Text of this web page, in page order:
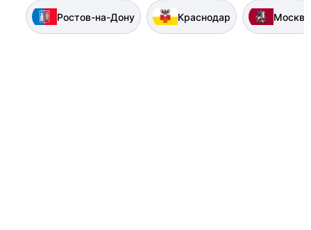
Ростов-на-Дону Краснодар Москва